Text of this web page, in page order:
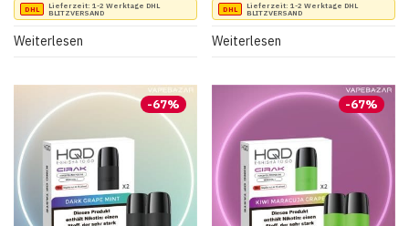
Lieferzeit: 1-2 Werktage DHL
BLITZVERSAND
Weiterlesen
Lieferzeit: 1-2 Werktage DHL
BLITZVERSAND
Weiterlesen
-67% -67%